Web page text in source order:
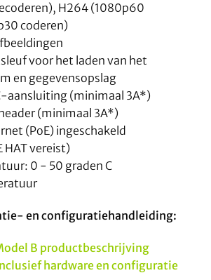
H264 (1080p60
coderen)
voor het laden van het
en gegevensopslag
aansluiting (minimaal 3A*)
(minimaal 3A*)
(PoE) ingeschakeld
HAT vereist)
0 - 50 graden C
en configuratiehandleiding:
B productbeschrijving
hardware en configuratie